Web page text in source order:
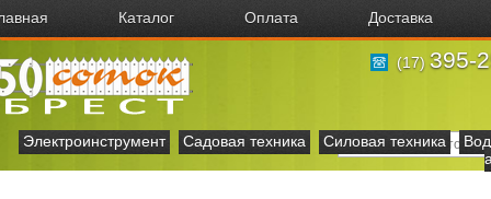
Каталог Оплата Доставка
(17) 395-
Электроинструмент Садовая техника Силовая техника